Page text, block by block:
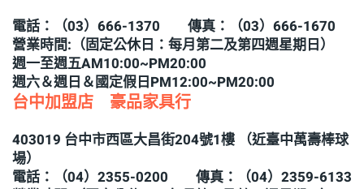
電話：（03）666-1370 傳真：（03）666-1670
營業時間:（固定公休日：每月第二及第四週星期日）
週一至週五AM10:00~PM20:00
週六＆週日＆國定假日PM12:00~PM20:00
台中加盟店 豪品家具行
403019 台中市西區大昌街204號1樓 （近臺中萬壽棒球
場）
電話：（04）2355-0200 傳真：（04）2359-6133